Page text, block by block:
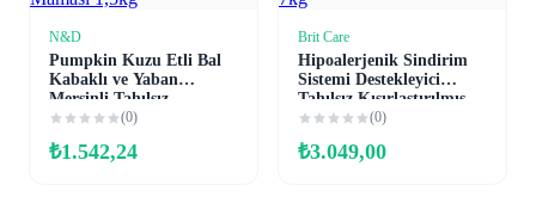
N&D
Pumpkin Kuzu Etli Bal
Kabaklı ve Yaban
Mersinli Tahılsız
Kısırlaştırılmış Kedi
(0)
₺1.542,24
Brit Care
Hipoalerjenik Sindirim
Sistemi Destekleyici
Tahılsız Kısırlaştırılmış
Kedi Maması 7kg
(0)
₺3.049,00